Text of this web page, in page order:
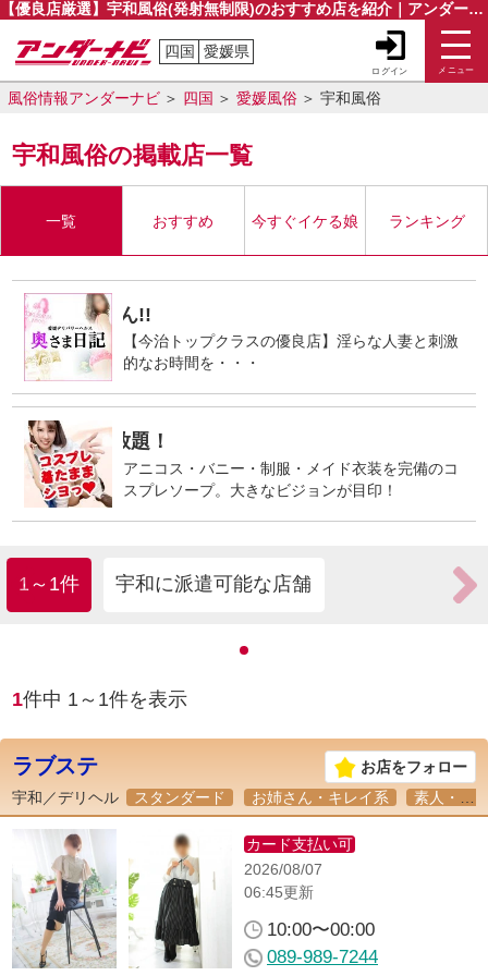
【優良店厳選】宇和風俗(発射無制限)のおすすめ店を紹介｜アンダーナビ
四国 愛媛県
ログイン メニュー
風俗情報アンダーナビ 四国 愛媛風俗 宇和風俗
宇和風俗の掲載店一覧
一覧 おすすめ 今すぐイケる娘 ランキング
PR 追加料金・偽パネル等は一切ござ
【今治トップクラスの優良店】淫らな人妻と刺激
的なお時間を・・・
PR コスプレ着たままシヨっ♥コスプ
アニコス・バニー・制服・メイド衣装を完備のコ
スプレソープ。大きなビジョンが目印！
1～1件 宇和に派遣可能な店舗
1件中 1 ～ 1件を表示
ラブステ
お店をフォロー
宇和／デリヘル スタンダード お姉さん・キレイ系 素人・未経験
カード支払い可
2026/08/07
06:45更新
10:00〜00:00
089-989-7244